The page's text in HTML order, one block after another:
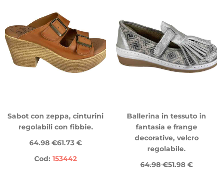
Sabot con zeppa, cinturini
regolabili con fibbie.
64.98 €61.73 €
Cod: 153442
Ballerina in tessuto in
fantasia e frange
decorative, velcro
regolabile.
64.98 €51.98 €